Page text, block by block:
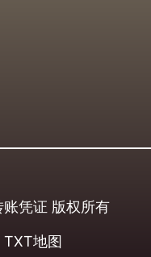
凭证 版权所有
TXT地图